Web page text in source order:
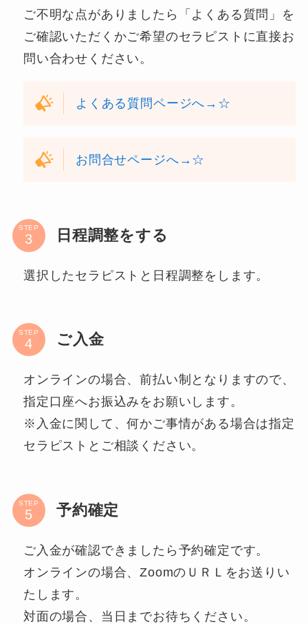
ご不明な点がありましたら「よくある質問」を
ご確認いただくかご希望のセラピストに直接お
問い合わせください。
よくある質問ページへ→☆
お問合せページへ→☆
STEP 日程調整をする
選択したセラピストと日程調整をします。
STEP ご入金
オンラインの場合、前払い制となりますので、
指定口座へお振込みをお願いします。
※入金に関して、何かご事情がある場合は指定
セラピストとご相談ください。
STEP 予約確定
ご入金が確認できましたら予約確定です。
オンラインの場合、ZoomのＵＲＬをお送りい
たします。
対面の場合、当日までお待ちください。